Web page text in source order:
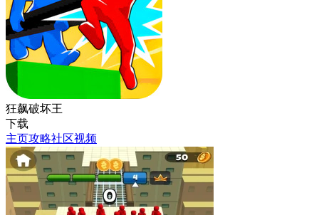
狂飙破坏王
下载
主页攻略社区视频